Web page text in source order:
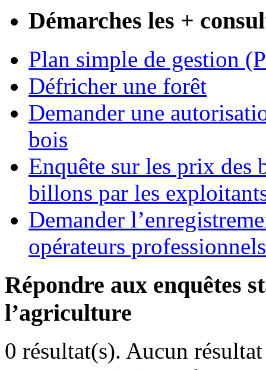
Démarches les +
Plan simple de gestion
Défricher une forêt
Demander une
bois
Enquête sur les prix des
billons par les
Demander
opérateurs professionnels
Répondre aux enquêtes
l’agriculture
0 résultat(s). Aucun